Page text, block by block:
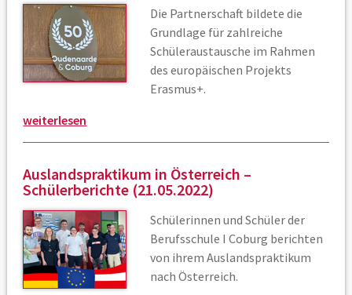
Die Partnerschaft bildete die
Grundlage für zahlreiche
Schüleraustausche im Rahmen
des europäischen Projekts
Erasmus+.
weiterlesen
Auslandspraktikum in Österreich –
Schülerberichte (21.05.2022)
Schülerinnen und Schüler der
Berufsschule I Coburg berichten
von ihrem Auslandspraktikum
nach Österreich.